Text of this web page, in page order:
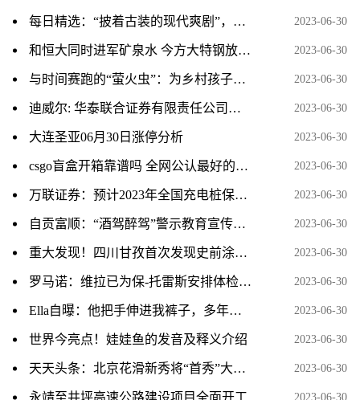
每日精选：“披着古装的现代爽剧”，白敬亭宋轶主演《长风渡》借老套路“先婚后爱”掳获观众 2023-06-30
和恒大同时进军矿泉水 今方大特钢放弃“卖水” 拟挂牌转让相关子公司_天天观天下 2023-06-30
与时间赛跑的“萤火虫”：为乡村孩子点亮梦想 2023-06-30
迪威尔: 华泰联合证券有限责任公司关于南京迪威尔高端制造股份有限公司核心技术人员离职的核查意见_世界热资讯 2023-06-30
大连圣亚06月30日涨停分析 2023-06-30
csgo盲盒开箱靠谱吗 全网公认最好的csgo开箱网站盘点 2023-06-30
万联证券：预计2023年全国充电桩保有量将超过1050万台_热闻 2023-06-30
自贡富顺：“酒驾醉驾”警示教育宣传进企业|世界要闻 2023-06-30
重大发现！四川甘孜首次发现史前涂绘类岩画群-焦点速递 2023-06-30
罗马诺：维拉已为保-托雷斯安排体检，转会费3500万欧加浮动 2023-06-30
Ella自曝：他把手伸进我裤子，多年后才知道，两个妹妹同样被侵犯 2023-06-30
世界今亮点！娃娃鱼的发音及释义介绍 2023-06-30
天天头条：北京花滑新秀将“首秀”大奖赛 2023-06-30
永靖至井坪高速公路建设项目全面开工 2023-06-30